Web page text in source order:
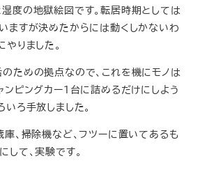
度の地獄絵図です。転居時期としては
ますが決めたからには動くしかないわ
やりました。
ための拠点なので、これを機にモノは
ンピングカー１台に詰めるだけにしよう
いろ手放しました。
庫、掃除機など、フツーに置いてあるも
して、実験です。